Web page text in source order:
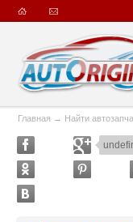
Главная → Найти